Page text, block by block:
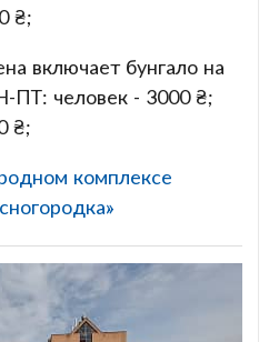
₴;
включает бунгало на
ПТ: человек - 3000 ₴;
₴;
комплексе